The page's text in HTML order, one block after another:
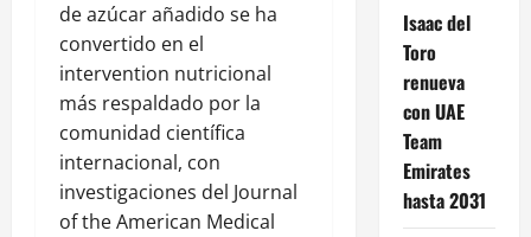
de azúcar añadido se ha
convertido en el
intervention nutricional
más respaldado por la
comunidad científica
internacional, con
investigaciones del Journal
of the American Medical
Isaac del
Toro
renueva
con UAE
Team
Emirates
hasta 2031